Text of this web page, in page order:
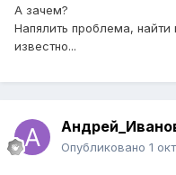
А зачем?
Напялить проблема,
известно...
Опубликовано 1